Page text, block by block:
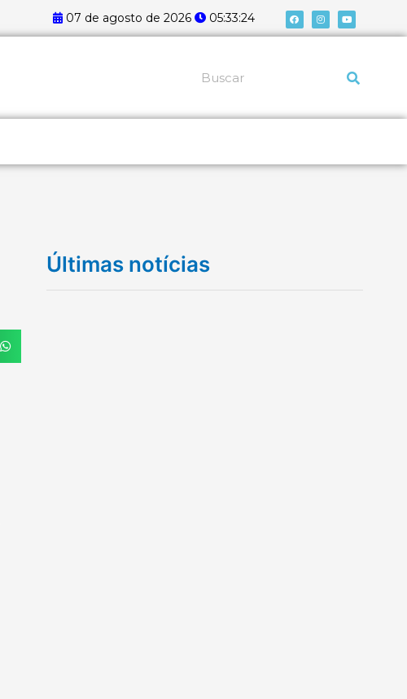
07 de agosto de 2026 05:33:25 F
a
c
e
I
n
s
t
Y
o
u
t
Pesquisar
Últimas notícias